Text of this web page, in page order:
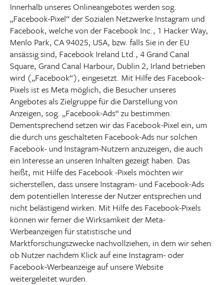
Innerhalb unseres Onlineangebotes werden sog.
„Facebook-Pixel“ der Sozialen Netzwerke Instagram und
Facebook, welche von der Facebook Inc., 1 Hacker Way,
Menlo Park, CA 94025, USA, bzw. falls Sie in der EU
ansässig sind, Facebook Ireland Ltd., 4 Grand Canal
Square, Grand Canal Harbour, Dublin 2, Irland betrieben
wird („Facebook“), eingesetzt. Mit Hilfe des Facebook-
Pixels ist es Meta möglich, die Besucher unseres
Angebotes als Zielgruppe für die Darstellung von
Anzeigen, sog. „Facebook-Ads“ zu bestimmen.
Dementsprechend setzen wir das Facebook-Pixel ein, um
die durch uns geschalteten Facebook-Ads nur solchen
Facebook- und Instagram-Nutzern anzuzeigen, die auch
ein Interesse an unseren Inhalten gezeigt haben. Das
heißt, mit Hilfe des Facebook -Pixels möchten wir
sicherstellen, dass unsere Instagram- und Facebook-Ads
dem potentiellen Interesse der Nutzer entsprechen und
nicht belästigend wirken. Mit Hilfe des Facebook-Pixels
können wir ferner die Wirksamkeit der Meta-
Werbeanzeigen für statistische und
Marktforschungszwecke nachvollziehen, in dem wir sehen
ob Nutzer nachdem Klick auf eine Instagram- oder
Facebook-Werbeanzeige auf unsere Website
weitergeleitet wurden.